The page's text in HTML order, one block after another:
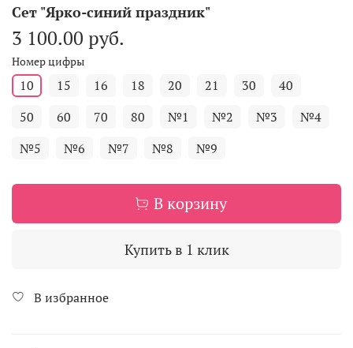
Сет "Ярко-синий праздник"
3 100.00 руб.
Номер цифры
10 15 16 18 20 21 30
40
50
60 70 80 №1 №2 №3
№4
№5
№6 №7 №8 №9
В корзину
Купить в 1 клик
В избранное